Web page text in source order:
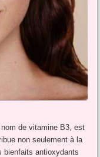
de vitamine B3, est
non seulement à la
bienfaits antioxydants